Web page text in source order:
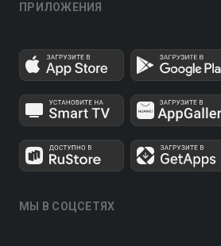
ПРИЛОЖЕНИЯ
МЫ В СОЦСЕТЯХ